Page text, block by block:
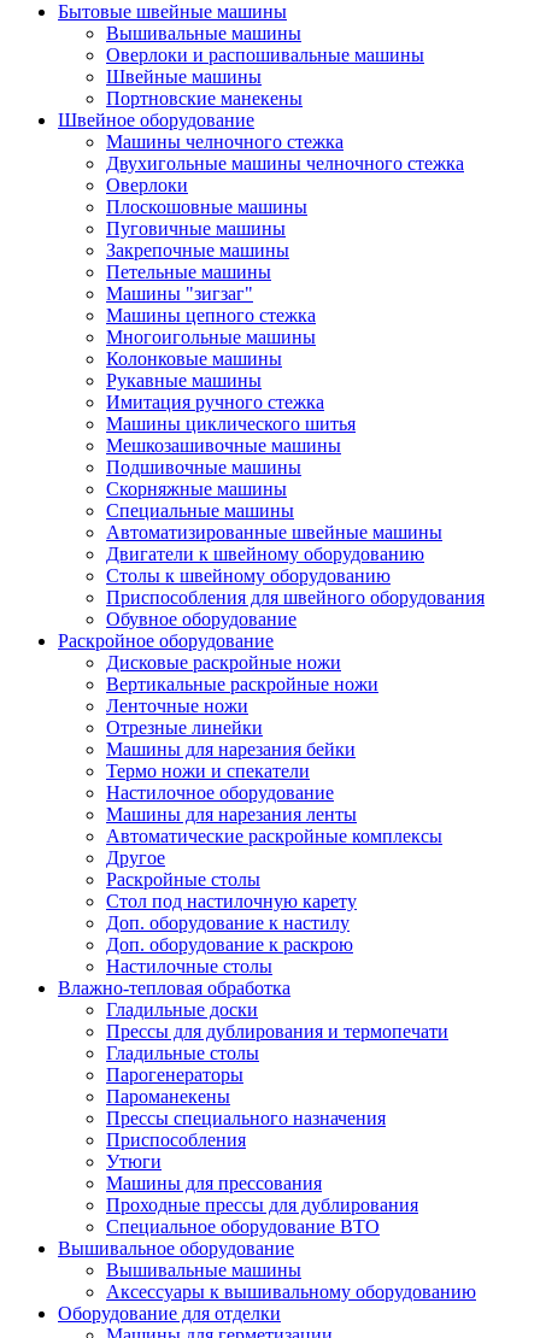
Бытовые швейные машины
Вышивальные машины
Оверлоки и распошивальные машины
Швейные машины
Портновские манекены
Швейное оборудование
Машины челночного стежка
Двухигольные машины челночного стежка
Оверлоки
Плоскошовные машины
Пуговичные машины
Закрепочные машины
Петельные машины
Машины "зигзаг"
Машины цепного стежка
Многоигольные машины
Колонковые машины
Рукавные машины
Имитация ручного стежка
Машины циклического шитья
Мешкозашивочные машины
Подшивочные машины
Скорняжные машины
Специальные машины
Автоматизированные швейные машины
Двигатели к швейному оборудованию
Столы к швейному оборудованию
Приспособления для швейного оборудования
Обувное оборудование
Раскройное оборудование
Дисковые раскройные ножи
Вертикальные раскройные ножи
Ленточные ножи
Отрезные линейки
Машины для нарезания бейки
Термо ножи и спекатели
Настилочное оборудование
Машины для нарезания ленты
Автоматические раскройные комплексы
Другое
Раскройные столы
Стол под настилочную карету
Доп. оборудование к настилу
Доп. оборудование к раскрою
Настилочные столы
Влажно-тепловая обработка
Гладильные доски
Прессы для дублирования и термопечати
Гладильные столы
Парогенераторы
Пароманекены
Прессы специального назначения
Приспособления
Утюги
Машины для прессования
Проходные прессы для дублирования
Специальное оборудование ВТО
Вышивальное оборудование
Вышивальные машины
Аксессуары к вышивальному оборудованию
Оборудование для отделки